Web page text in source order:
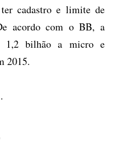
cadastro e limite de
acordo com o BB, a
1,2 bilhão a micro e
2015.